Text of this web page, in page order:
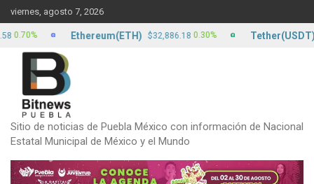
Skip
to
content
viernes, agosto 7, 2026
Sitio de noticias de Puebla México con información de Nacional
Estatal Municipal de México y el Mundo
Ethereum(ETH) $32,886.18 0.30% Tether(USDT)